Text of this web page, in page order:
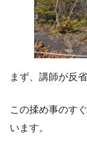
まず、講師が反
この揉め事のす
います。